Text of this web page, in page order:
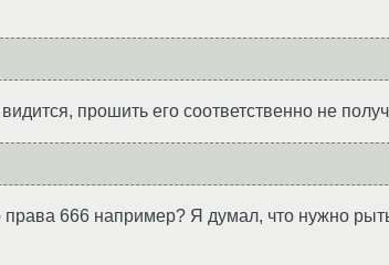
прошить его соответственно не
666 например? Я думал, что нужно